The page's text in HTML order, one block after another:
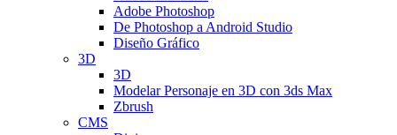
Adobe Photoshop
De Photoshop a Android Studio
Diseño Gráfico
3D
3D
Modelar Personaje en 3D con 3ds Max
Zbrush
CMS